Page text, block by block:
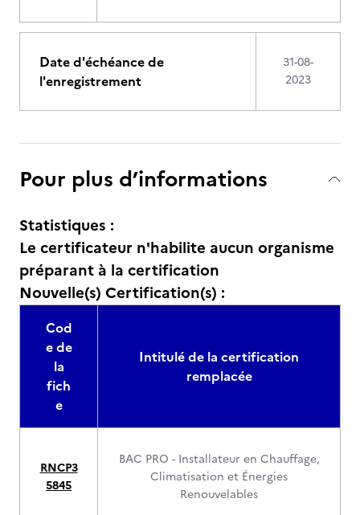
Date d'échéance de
l'enregistrement
31-08-
2023
Pour plus d’informations
Statistiques :
Le certificateur n'habilite aucun organisme
préparant à la certification
Nouvelle(s) Certification(s) :
Cod
e de
la
fich
e
Intitulé de la certification
remplacée
RNCP3
5845
BAC PRO - Installateur en Chauffage,
Climatisation et Énergies
Renouvelables